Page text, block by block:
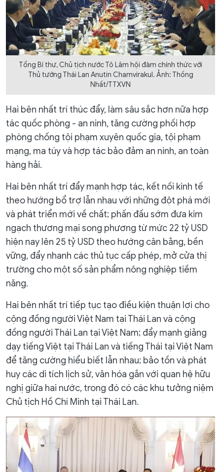
Tổng Bí thư, Chủ tịch nước Tô Lâm hội đàm chính thức với
Thủ tướng Thái Lan Anutin Charnvirakul. Ảnh: Thống
Nhất/TTXVN
Hai bên nhất trí thúc đẩy, làm sâu sắc hơn nữa hợp
tác quốc phòng - an ninh, tăng cường phối hợp
phòng chống tội phạm xuyên quốc gia, tội phạm
mạng, ma túy và hợp tác bảo đảm an ninh, an toàn
hàng hải.
Hai bên nhất trí đẩy mạnh hợp tác, kết nối kinh tế
theo hướng bổ trợ lẫn nhau với những đột phá mới
và phát triển mới về chất; phấn đấu sớm đưa kim
ngạch thương mại song phương từ mức 22 tỷ USD
hiện nay lên 25 tỷ USD theo hướng cân bằng, bền
vững, đẩy nhanh các thủ tục cấp phép, mở cửa thị
trường cho một số sản phẩm nông nghiệp tiềm
năng.
Hai bên nhất trí tiếp tục tạo điều kiện thuận lợi cho
cộng đồng người Việt Nam tại Thái Lan và cộng
đồng người Thái Lan tại Việt Nam; đẩy mạnh giảng
dạy tiếng Việt tại Thái Lan và tiếng Thái tại Việt Nam
để tăng cường hiểu biết lẫn nhau; bảo tồn và phát
huy các di tích lịch sử, văn hóa gắn với quan hệ hữu
nghị giữa hai nước, trong đó có các khu tưởng niệm
Chủ tịch Hồ Chí Minh tại Thái Lan.